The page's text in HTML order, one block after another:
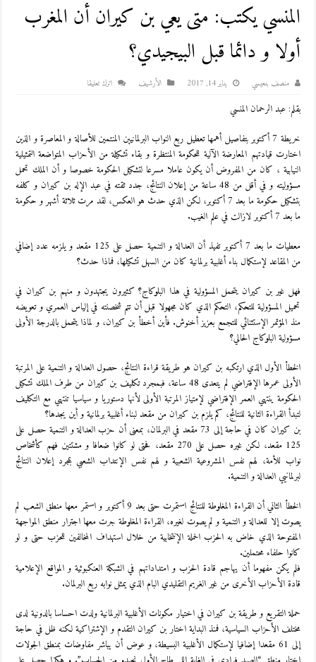
المنسي يكتب: متى يعي بن كيران أن المغرب
أولا و دائما قبل البيجيدي؟
منصف بنعيسي يناير 14, 2017 اﻷرشيف اترك تعليقا
بقلم: عبد الرحمان المنسي
خريطة 7 أكتوبر بتفاصيل أهمها تعطيل ربع النواب البرلمانيين المنتمين للأصالة و المعاصرة و الذين
اختارت قيادتهم المعارضة الآلية للحكومة المنتظرة و بقاء تشكيلة من الأحزاب المتواضعة التمثيلية
النيابية ، كان من المفروض أن يكون عاملا مسرعا لتشكيل الحكومة خصوصا و أن الملك تحمل
مسؤوليته و في أقل من 48 ساعة من إعلان النتائج، جدد ثقته في عبد الإله بن كيران و كلفه
بتشكيل حكومة ما بعد 7 أكتوبر، لكن الذي حدث هو العكس، لقد مرت ثلاثة أشهر و حكومة
ما بعد 7 أكتوبر لازالت في علم الغيب.
معطيات ما بعد 7 أكتوبر تفيذ أن العدالة و التنمية حصل على 125 مقعد و يلزمه عدد إضافي
من المقاعد لإستكمال بناء أغلبية برلمانية كان من السهل تشكيلها، فماذا حدث؟
فهل غير بن كيران يتحمل المسؤولية في هذا البلوكاج؟ كثيرون يجتهدون و منهم بن كيران في
تحميل المسؤولية للتحكم، التحكم الذي كان مجهولا قبل أن تتم شخصنته في إلياس العمري و تعويضه
منذ المؤتمر الإستثنائي للتجمع بعزيز أخنوش. فأين أخطأ بن كيران، و لماذا يتحمل بالدرجة الأولى
مسؤولية البلوكاج الحالي؟
الخطأ الأول الذي ارتكبه بن كيران هو طريقة قراءة النتائج، حصول العدالة و التنمية على المرتبة
الأولى عمرها الإفتراضي لم يتعدى 48 ساعة، فبمجرد تكليف بن كيران من طرف الملك تشكيل
الحكومة ينتهي العمر الإفتراضي لإمتياز المرتبة الأولى لأنها دستوريا و سياسيا تنتهي مع التكليف
لتبدأ القراءة الثانية للنتائج، كم يلزم بن كيران من مقعد لبناء أغلبية برلمانية و أين يجدها؟
بن كيران كان في حاجة إلى 73 مقعد في البرلمان، بمعنى أن حزب العدالة و التنمية حصل على
125 مقعد، لكن غيره حصل على 270 مقعد، فحتى لو كانوا ضعافا و مشتتين فهم كأشخاص
نواب للأمة، لهم نفس المشروعية الشعبية و لهم نفس الإنتداب الشعبي بمجرد إعلان النتائج
لبرلمانيي العدالة و التنمية.
الخطأ الثاني أن القراءة المغلوطة للنتائج استمرت حتى بعد 9 أكتوبر و استمر معها منطق الشعب لم
يصوت إلا للعدالة و التنمية و لم يصوت لغيره، القراءة المغلوطة جرت معها اجترار منطق المواجهة
المفتوحة الذي خاض به الحزب الحملة الإنتخابية من خلال استهداف المخالفين للحزب حتى و لو
كانوا حلفاء محتملين.
فلم يكن مفهوما أن يهاجم قادة الحزب و امتداداتهم في الشبكة العنكبوثية و المواقع الإعلامية
قادة الأحزاب الأخرى من غير الغريم التقليدي البام الذي يمثل نوابه ربع البرلمان.
حملة التقريع و طريقة بن كيران في اختيار مكونات الأغلبية البرلمانية ولدت احساسا بالدونية لدى
مختلف الأحزاب السياسية، فمنذ البداية اختار بن كيران التقدم و الإشتراكية لكنه ظل في حاجة
إلى 61 مقعدا إضافيا لإستكمال الأغلبية البسيطة، و عوض أن يباشر مفاوضات بمنطق الجولات